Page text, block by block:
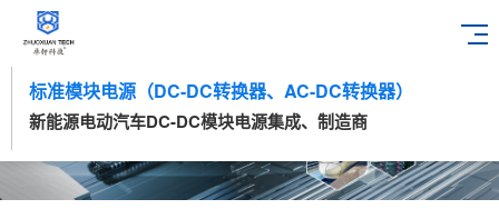
标准模块电源（DC-DC转换器、AC-DC转换器）
新能源电动汽车DC-DC模块电源集成、制造商